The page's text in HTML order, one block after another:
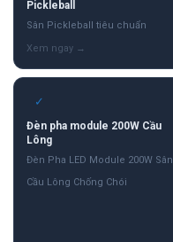
Pickleball
Sân Pickleball tiêu chuẩn
✓
Đèn pha module 200W Cầu
Lông
Đèn Pha LED Module 200W Sân
Cầu Lông Chống Chói